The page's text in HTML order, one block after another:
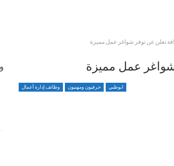
تعلن عن توفر شواغر عمل مميزة
عمل مميزة
ابوظبي حرفيون ومهنيون وظائف إدارة أعمال
متميزة ضمن بيئة عمل مهنية برواتب محفزة